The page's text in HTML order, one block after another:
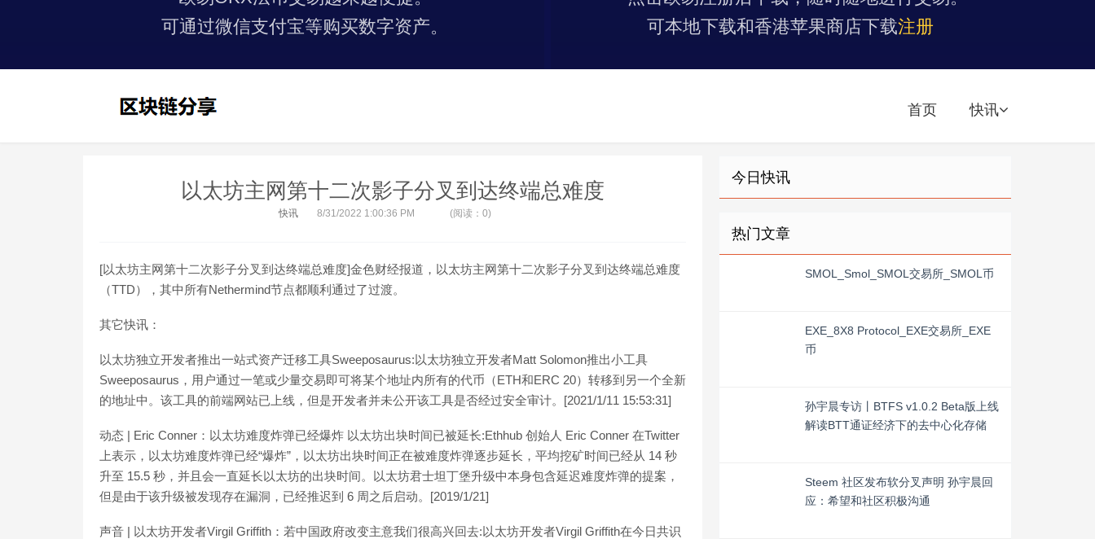
可通过微信支付宝等购买数字资产。
可本地下载和香港苹果商店下载注册
首页 快讯
以太坊主网第十二次影子分叉到达终端总难度
快讯 8/31/2022 1:00:36 PM (阅读：0)
[以太坊主网第十二次影子分叉到达终端总难度]金色财经报道，以太坊主网第十二次影子分叉到达终端总难度
（TTD），其中所有Nethermind节点都顺利通过了过渡。
其它快讯：
以太坊独立开发者推出一站式资产迁移工具Sweeposaurus:以太坊独立开发者Matt Solomon推出小工具
Sweeposaurus，用户通过一笔或少量交易即可将某个地址内所有的代币（ETH和ERC 20）转移到另一个全新
的地址中。该工具的前端网站已上线，但是开发者并未公开该工具是否经过安全审计。[2021/1/11 15:53:31]
动态 | Eric Conner：以太坊难度炸弹已经爆炸 以太坊出块时间已被延长:Ethhub 创始人 Eric Conner 在Twitter
上表示，以太坊难度炸弹已经“爆炸”，以太坊出块时间正在被难度炸弹逐步延长，平均挖矿时间已经从 14 秒
升至 15.5 秒，并且会一直延长以太坊的出块时间。以太坊君士坦丁堡升级中本身包含延迟难度炸弹的提案，
但是由于该升级被发现存在漏洞，已经推迟到 6 周之后启动。[2019/1/21]
声音 | 以太坊开发者Virgil Griffith：若中国政府改变主意我们很高兴回去:以太坊开发者Virgil Griffith在今日共识
今日快讯
热门文章
SMOL_Smol_SMOL交易所_SMOL币
EXE_8X8 Protocol_EXE交易所_EXE
币
孙宇晨专访丨BTFS v1.0.2 Beta版上线
解读BTT通证经济下的去中心化存储
Steem 社区发布软分叉声明 孙宇晨回
应：希望和社区积极沟通